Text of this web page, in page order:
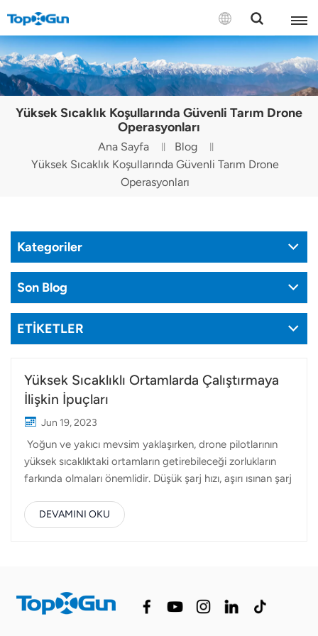
BİZE ULAŞIN
English
Español
Русский
Português(Portugal)
Yüksek Sıcaklık Koşullarında Güvenli Tarım Drone
Operasyonları
Ana Sayfa
Blog
Yüksek Sıcaklık Koşullarında Güvenli Tarım Drone
Operasyonları
Kategoriler
Son Blog
ETİKETLER
Yüksek Sıcaklıklı Ortamlarda Çalıştırmaya
İlişkin İpuçları
Jun 19, 2023
Yoğun ve yakıcı mevsim yaklaşırken, drone pilotlarının
yüksek sıcaklıktaki ortamların getirebileceği zorlukların
farkında olmaları önemlidir. Düşük şarj hızı, aşırı ısınan şarj
sorunlar genellikle aşırı ısınmaya bağlanabilir. Bu yazıda,
sorunsuz ve sorunsuz olmasını sağlamak için bazı yararlı
gösterge yanıp sönerek aşırı ısınmayı gösterir. Bu gibi
durumlarda piller şarj edilmemelidir. Bir akü soğutma
DEVAMINI OKU